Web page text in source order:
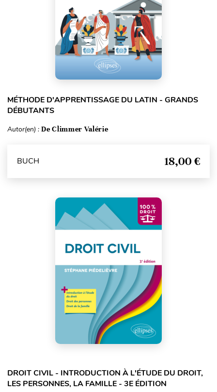
MÉTHODE D'APPRENTISSAGE DU LATIN - GRANDS
DÉBUTANTS
Autor(en) : De Climmer Valérie
BUCH 18,00 €
DROIT CIVIL - INTRODUCTION À L'ÉTUDE DU DROIT,
LES PERSONNES, LA FAMILLE - 3E ÉDITION